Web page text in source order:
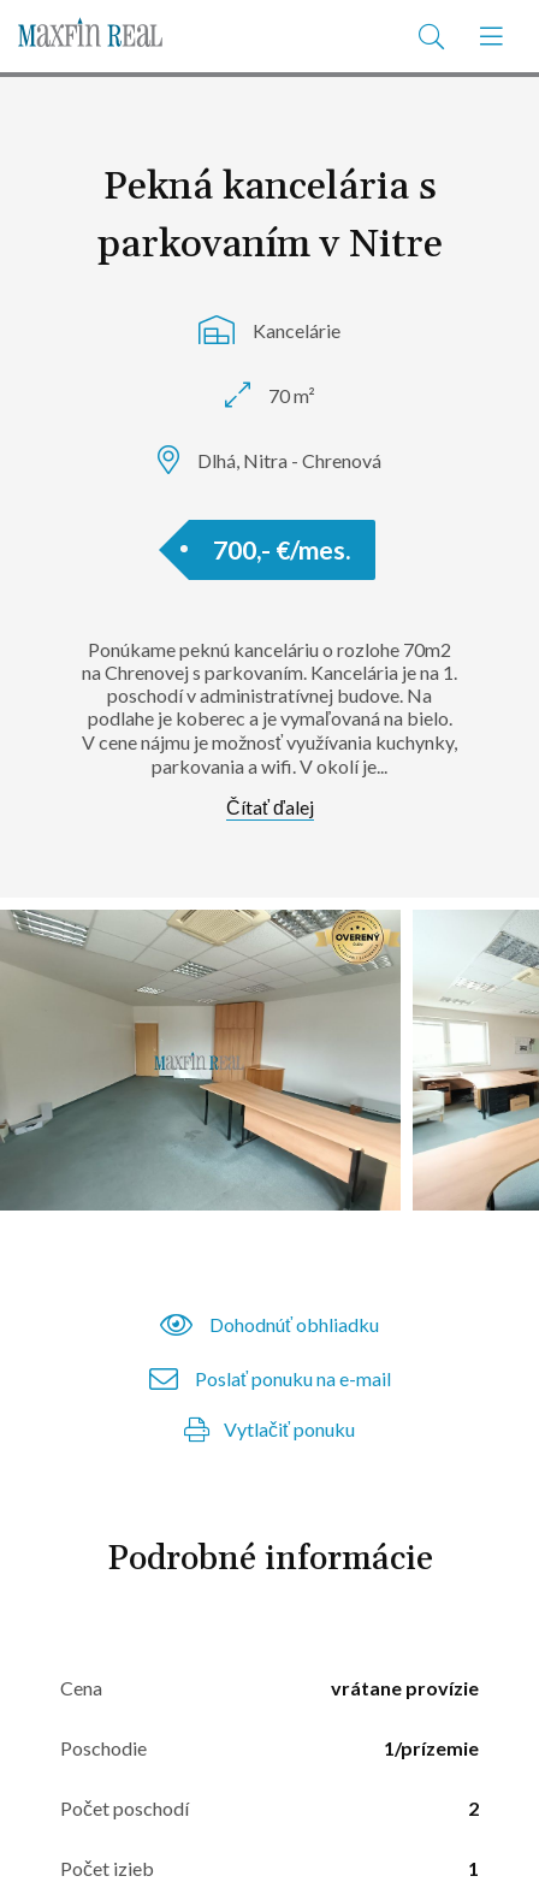
Pekná kancelária s
parkovaním v Nitre
Kancelárie
70 m²
Dlhá, Nitra - Chrenová
700,- €/mes.
Ponúkame peknú kanceláriu o rozlohe 70m2
na Chrenovej s parkovaním. Kancelária je na 1.
poschodí v administratívnej budove. Na
podlahe je koberec a je vymaľovaná na bielo.
V cene nájmu je možnosť využívania kuchynky,
parkovania a wifi. V okolí je...
Čítať ďalej
Dohodnúť obhliadku
Poslať ponuku na e-mail
Vytlačiť ponuku
Podrobné informácie
Cena vrátane provízie
Poschodie 1/prízemie
Počet poschodí 2
Počet izieb 1